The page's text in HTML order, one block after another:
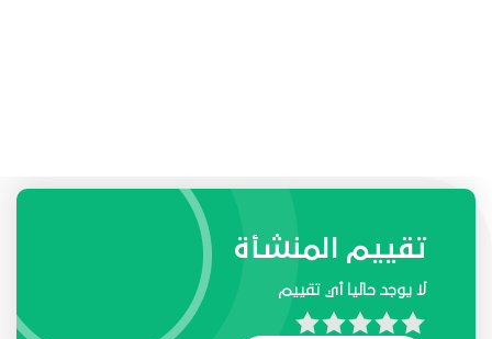
طلبات واحتياجات المنشأة
تقييم المنشأة
لا يوجد حاليا أي تقييم